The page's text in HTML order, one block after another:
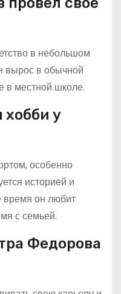
в небольшом
вырос в обычной
в местной школе.
хобби у
особенно
историей и
время он любит
с семьей.
Федорова